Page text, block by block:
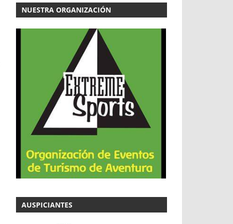
NUESTRA ORGANIZACIÓN
AUSPICIANTES